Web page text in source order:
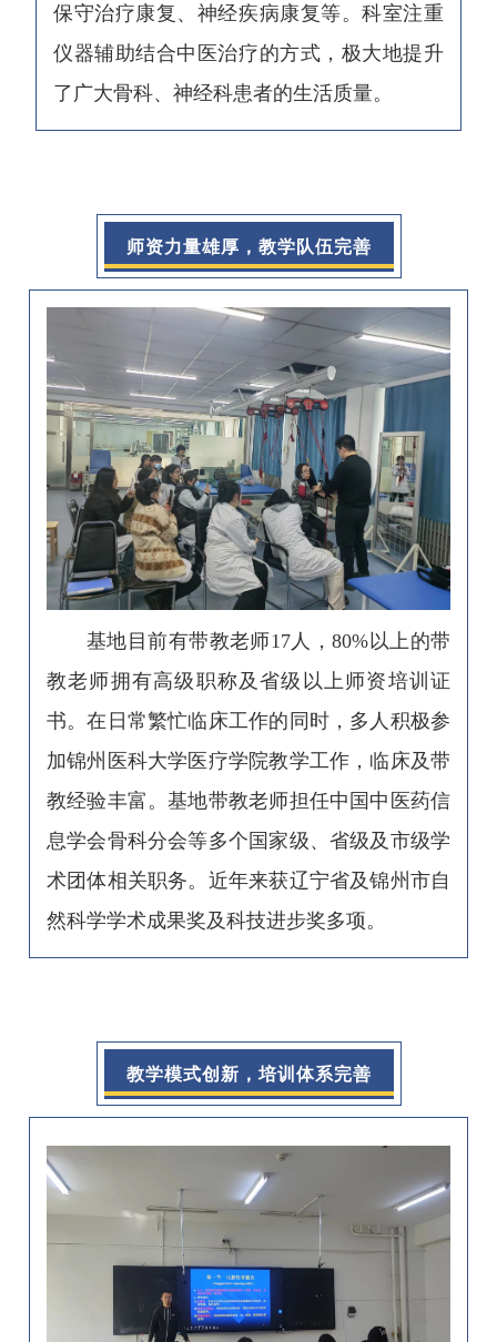
保守治疗康复、神经疾病康复等。科室注重
仪器辅助结合中医治疗的方式，极大地提升
了广大骨科、神经科患者的生活质量。
师资力量雄厚，教学队伍完善
基地目前有带教老师17人，80%以上的带
教老师拥有高级职称及省级以上师资培训证
书。在日常繁忙临床工作的同时，多人积极参
加锦州医科大学医疗学院教学工作，临床及带
教经验丰富。基地带教老师担任中国中医药信
息学会骨科分会等多个国家级、省级及市级学
术团体相关职务。近年来获辽宁省及锦州市自
然科学学术成果奖及科技进步奖多项。
教学模式创新，培训体系完善